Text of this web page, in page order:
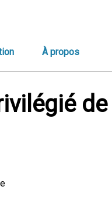
À propos
de